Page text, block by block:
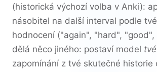
(historická výchozí volba v Anki):
násobitel na další interval podle
hodnocení ("again", "hard", "good",
dělá něco jiného: postaví model tvé
zapomínání z tvé skutečné historie